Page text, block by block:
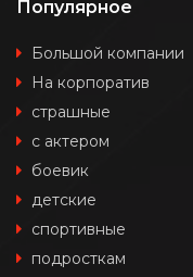
Популярное
Большой компании
На корпоратив
страшные
с актером
боевик
детские
спортивные
подросткам